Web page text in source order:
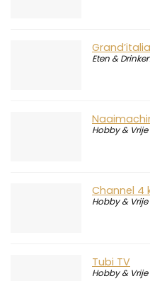
Grand’italia
Eten &
Hobby &
Channel 4
Hobby &
Tubi TV
Hobby &